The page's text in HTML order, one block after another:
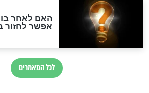
חדשות יהדות
הותר לפרסום:
נהרגו בדרום לבנון